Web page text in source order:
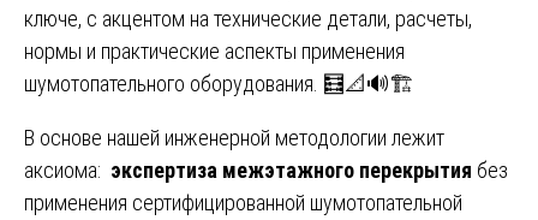
ключе, с акцентом на технические детали, расчеты,
нормы и практические аспекты применения
шумотопательного оборудования. 🧮📐🔊🏗️
В основе нашей инженерной методологии лежит
аксиома: экспертиза межэтажного перекрытия без
применения сертифицированной шумотопательной